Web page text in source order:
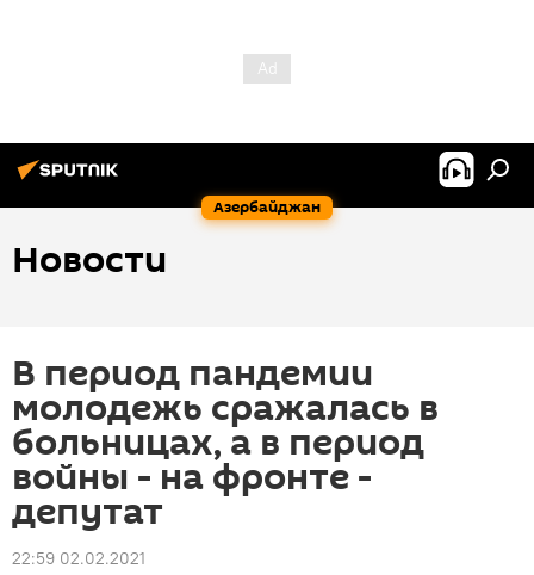
Азербайджан
Новости
В период пандемии
молодежь сражалась в
больницах, а в период
войны - на фронте -
депутат
22:59 02.02.2021